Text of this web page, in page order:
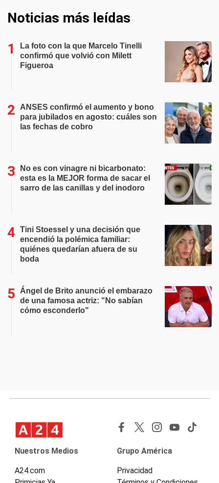
Noticias más leídas
La foto con la que Marcelo Tinelli
confirmó que volvió con Milett
Figueroa
ANSES confirmó el aumento y bono
para jubilados en agosto: cuáles son
las fechas de cobro
No es con vinagre ni bicarbonato:
esta es la MEJOR forma de sacar el
sarro de las canillas y del inodoro
Tini Stoessel y una decisión que
encendió la polémica familiar:
quiénes quedarían afuera de su
boda
Ángel de Brito anunció el embarazo
de una famosa actriz: "No sabían
cómo esconderlo"
Nuestros Medios
A24.com
Grupo América
Privacidad